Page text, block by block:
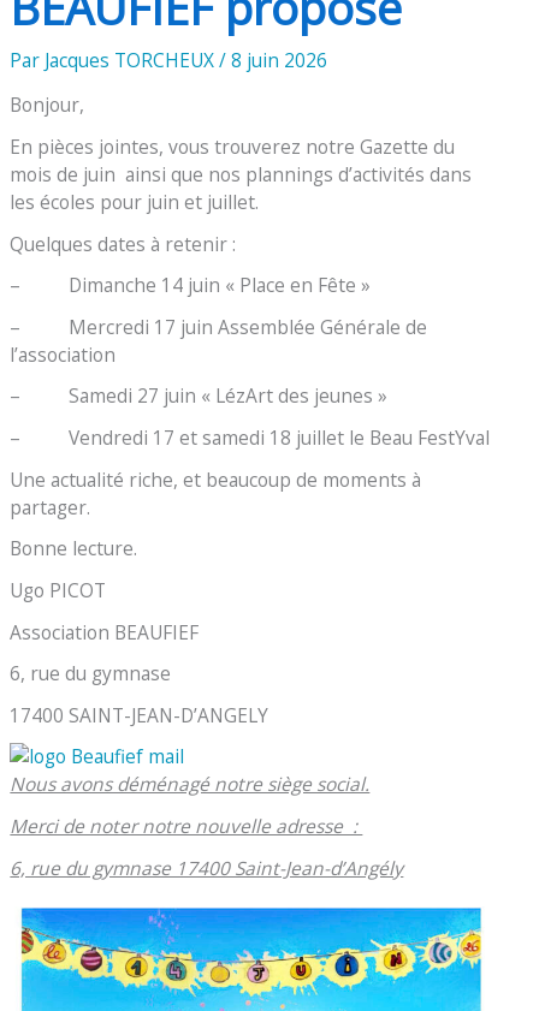
Par Jacques TORCHEUX/8 juin 2026
Bonjour,
En pièces jointes, vous trouverez notre Gazette du
mois de juin ainsi que nos plannings d’activités dans
les écoles pour juin et juillet.
Quelques dates à retenir :
– Dimanche 14 juin « Place en Fête »
– Mercredi 17 juin Assemblée Générale de
l’association
– Samedi 27 juin « LézArt des jeunes »
– Vendredi 17 et samedi 18 juillet le Beau FestYval
Une actualité riche, et beaucoup de moments à
partager.
Bonne lecture.
Ugo PICOT
Association BEAUFIEF
6, rue du gymnase
17400 SAINT-JEAN-D’ANGELY
Nous avons déménagé notre siège social.
Merci de noter notre nouvelle adresse :
6, rue du gymnase 17400 Saint-Jean-d’Angély